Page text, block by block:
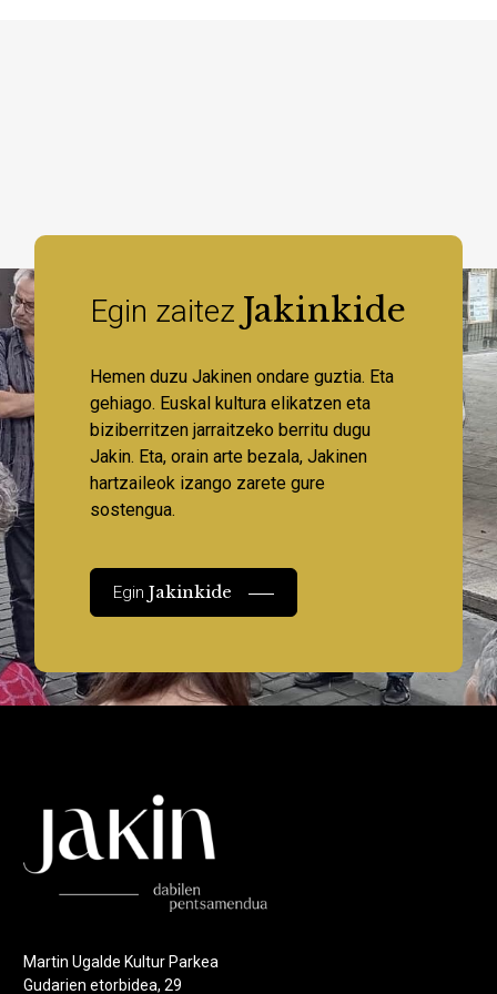
Egin zaitez Jakinkide
Hemen duzu Jakinen ondare guztia. Eta
gehiago. Euskal kultura elikatzen eta
biziberritzen jarraitzeko berritu dugu
Jakin. Eta, orain arte bezala, Jakinen
hartzaileok izango zarete gure
sostengua.
EginJakinkide
Martin Ugalde Kultur Parkea
Gudarien etorbidea, 29